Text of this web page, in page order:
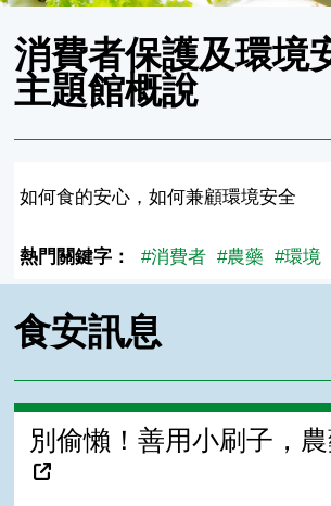
消費者保護及環境
主題館概說
如何食的安心，如何兼顧環境安全
熱門關鍵字： #消費者 #農藥 #環境
食安訊息
別偷懶！善用小刷子，